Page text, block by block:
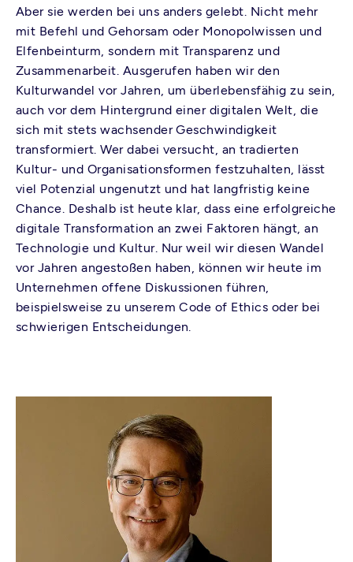
Aber sie werden bei uns anders gelebt. Nicht mehr
mit Befehl und Gehorsam oder Monopolwissen und
Elfenbeinturm, sondern mit Transparenz und
Zusammenarbeit. Ausgerufen haben wir den
Kulturwandel vor Jahren, um überlebensfähig zu sein,
auch vor dem Hintergrund einer digitalen Welt, die
sich mit stets wachsender Geschwindigkeit
transformiert. Wer dabei versucht, an tradierten
Kultur- und Organisationsformen festzuhalten, lässt
viel Potenzial ungenutzt und hat langfristig keine
Chance. Deshalb ist heute klar, dass eine erfolgreiche
digitale Transformation an zwei Faktoren hängt, an
Technologie und Kultur. Nur weil wir diesen Wandel
vor Jahren angestoßen haben, können wir heute im
Unternehmen offene Diskussionen führen,
beispielsweise zu unserem Code of Ethics oder bei
schwierigen Entscheidungen.